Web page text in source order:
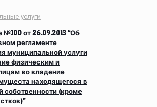
услуги
от 26.09.2013 “Об
регламенте
муниципальной услуги
физическим и
во владение
находящегося в
собственности (кроме